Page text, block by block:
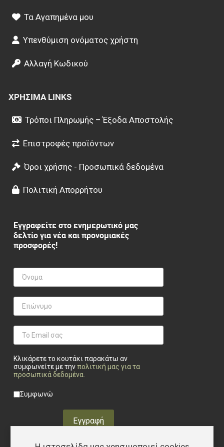
Τα Αγαπημένα μου
Υπενθύμιση ονόματος χρήστη
Αλλαγή Κωδικού
ΧΡΉΣΙΜΑ LINKS
Τρόποι Πληρωμής – Έξοδα Αποστολής
Επιστροφές προϊόντων
Όροι χρήσης - Προσωπικά δεδομένα
Πολιτική Απορρήτου
Εγγραφείτε στο ενημερωτικό μας
δελτίο για νέα και προνομιακές
προσφορές!
Κλικάρετε το κουτάκι παρακάτω αν
συμφωνείτε με τηνπολιτική μας για τα
προσωπικά δεδομένα.
Privacy checkbox
Συμφωνώ
Εγγραφή